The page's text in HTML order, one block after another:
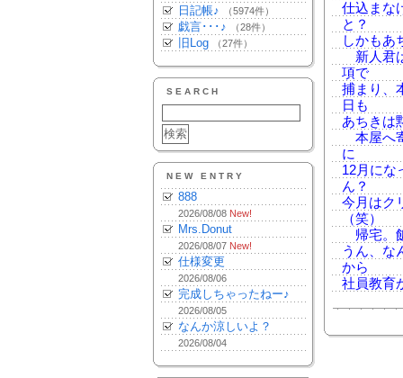
日記帳♪ （5974件）
戯言･･･♪ （28件）
旧Log （27件）
SEARCH
NEW ENTRY
888
2026/08/08 New!
Mrs.Donut
2026/08/07 New!
仕様変更
2026/08/06
完成しちゃったねー♪
2026/08/05
なんか涼しいよ？
2026/08/04
仕込まな
と？
しかもあ
新人君
項で
捕まり、
日も
あちきは
本屋へ
に
12月にな
ん？
今月はク
（笑）
帰宅。
うん、な
から
社員教育